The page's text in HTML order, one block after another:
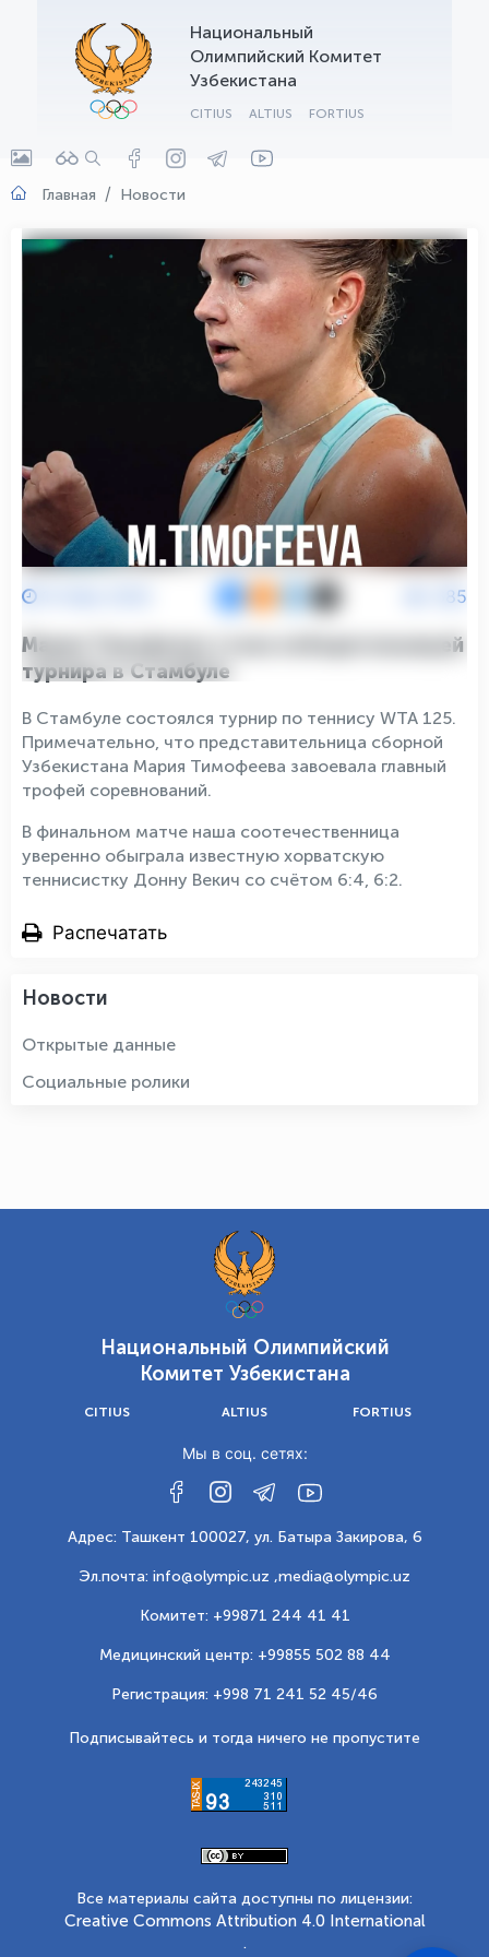
Национальный
Олимпийский Комитет
Узбекистана
CITIUS ALTIUS FORTIUS
Главная Новости
685
Мария Тимофеева стала победительницей
турнира в Стамбуле
В Стамбуле состоялся турнир по теннису WTA 125.
Примечательно, что представительница сборной
Узбекистана Мария Тимофеева завоевала главный
трофей соревнований.
В финальном матче наша соотечественница
уверенно обыграла известную хорватскую
теннисистку Донну Векич со счётом 6:4, 6:2.
Распечатать
Новости
Открытые данные
Социальные ролики
Национальный Олимпийский
Комитет Узбекистана
CITIUS ALTIUS FORTIUS
Мы в соц. сетях:
Адрес: Ташкент 100027, ул. Батыра Закирова, 6
Эл.почта: info@olympic.uz ,media@olympic.uz
Комитет: +99871 244 41 41
Медицинский центр: +99855 502 88 44
Регистрация: +998 71 241 52 45/46
Подписывайтесь и тогда ничего не пропустите
Все материалы сайта доступны по лицензии:
Creative Commons Attribution 4.0 International
.
OLYMPCHIK AI - yordamchi
Онлайн · olympic.uz